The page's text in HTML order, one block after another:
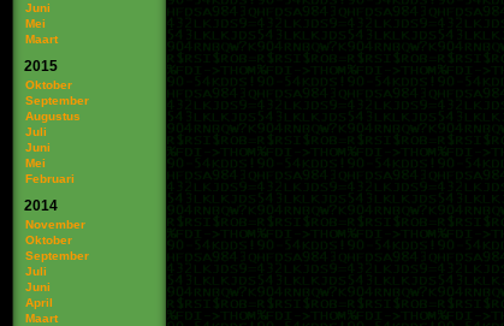
Juni
Mei
Maart
2015
Oktober
September
Augustus
Juli
Juni
Mei
Februari
2014
November
Oktober
September
Juli
Juni
April
Maart